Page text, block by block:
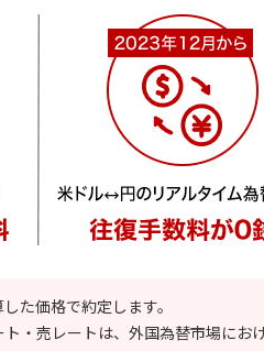
た価格で約定します。
・売レートは、外国為替市場にお